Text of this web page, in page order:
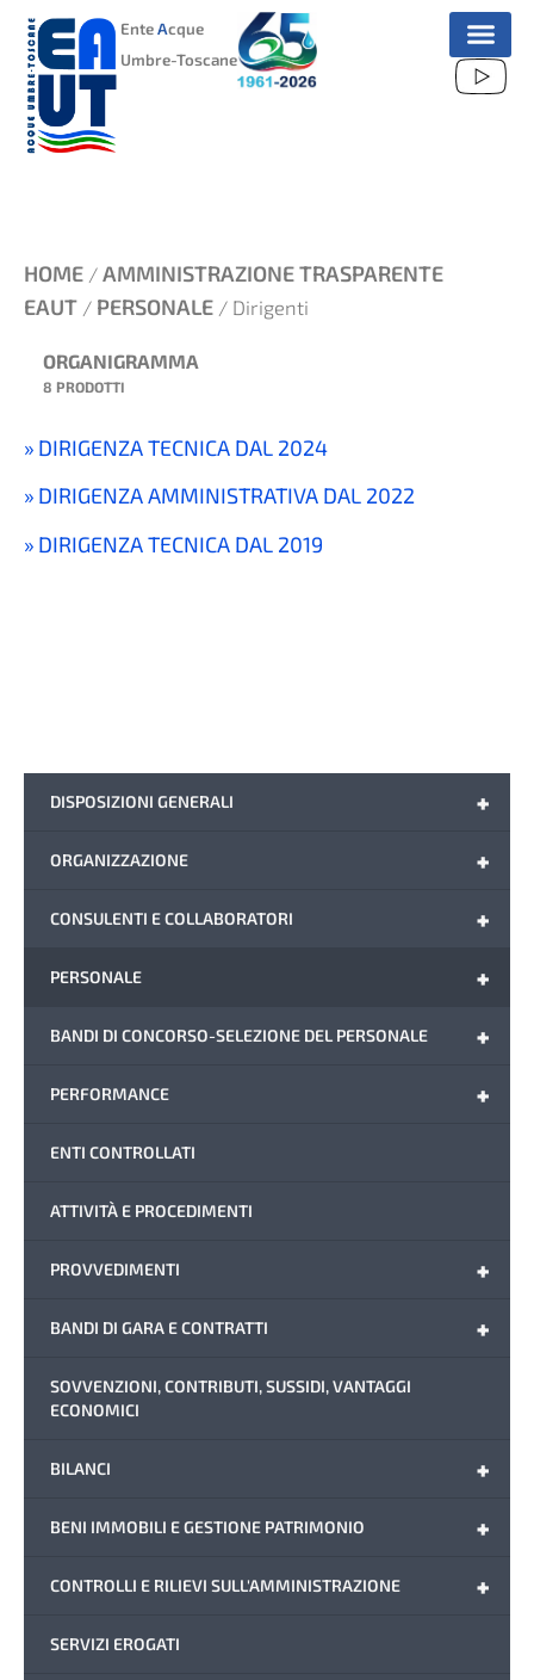
VAI
CONTENUTO
EnteAcque
Umbre-Toscane
+
DISPOSIZIONI GENERALI
+
ORGANIZZAZIONE
+
CONSULENTI E COLLABORATORI
+
PERSONALE
+
BANDI DI CONCORSO-SELEZIONE DEL PERSONALE
+
PERFORMANCE
ENTI CONTROLLATI
ATTIVITÀ E PROCEDIMENTI
+
PROVVEDIMENTI
+
BANDI DI GARA E CONTRATTI
SOVVENZIONI, CONTRIBUTI, SUSSIDI, VANTAGGI
ECONOMICI
+
BILANCI
+
BENI IMMOBILI E GESTIONE PATRIMONIO
+
CONTROLLI E RILIEVI SULL'AMMINISTRAZIONE
SERVIZI EROGATI
HOME / AMMINISTRAZIONE TRASPARENTE
EAUT / PERSONALE / Dirigenti
ORGANIGRAMMA
8 PRODOTTI
DIRIGENZA TECNICA DAL 2024
DIRIGENZA AMMINISTRATIVA DAL 2022
DIRIGENZA TECNICA DAL 2019